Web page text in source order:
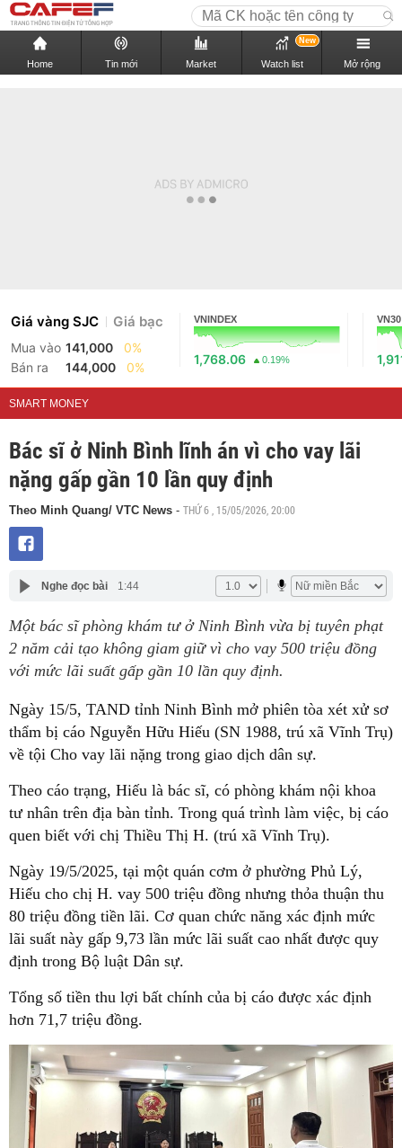
Home Tin mới Market Watch list
New
Mở rộng
Giá vàng SJC Giá bạc
Mua vào 141,000
0%
Bán ra
144,000 0%
VNINDEX
1,768.06 0.19%
VN30
SMART MONEY
Bác sĩ ở Ninh Bình lĩnh án vì cho vay lãi
nặng gấp gần 10 lần quy định
Theo Minh Quang/ VTC News - THỨ 6 , 15/05/2026, 20:00
Nghe đọc bài 1:44
Một bác sĩ phòng khám tư ở Ninh Bình vừa bị tuyên phạt
2 năm cải tạo không giam giữ vì cho vay 500 triệu đồng
với mức lãi suất gấp gần 10 lần quy định.
Ngày 15/5, TAND tỉnh Ninh Bình mở phiên tòa xét xử sơ
thẩm bị cáo Nguyễn Hữu Hiếu (SN 1988, trú xã Vĩnh Trụ)
về tội Cho vay lãi nặng trong giao dịch dân sự.
Theo cáo trạng, Hiếu là bác sĩ, có phòng khám nội khoa
tư nhân trên địa bàn tỉnh. Trong quá trình làm việc, bị cáo
quen biết với chị Thiều Thị H. (trú xã Vĩnh Trụ).
Ngày 19/5/2025, tại một quán cơm ở phường Phủ Lý,
Hiếu cho chị H. vay 500 triệu đồng nhưng thỏa thuận thu
80 triệu đồng tiền lãi. Cơ quan chức năng xác định mức
lãi suất này gấp 9,73 lần mức lãi suất cao nhất được quy
định trong Bộ luật Dân sự.
Tổng số tiền thu lợi bất chính của bị cáo được xác định
hơn 71,7 triệu đồng.